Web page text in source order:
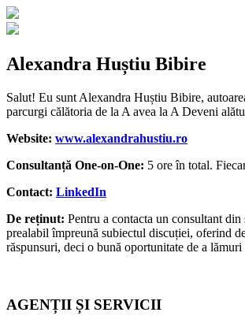
Alexandra Huștiu Bibire
Salut! Eu sunt Alexandra Huștiu Bibire,
parcurgi călătoria de la A avea la A Deveni
Website: www.alexandrahustiu.ro
Consultanță One-on-One: 5 ore în total.
Contact: LinkedIn
De reținut: Pentru a contacta un consultant
prealabil împreună subiectul discuției, oferind
răspunsuri, deci o bună oportunitate de a
AGENȚII ȘI SERVICII